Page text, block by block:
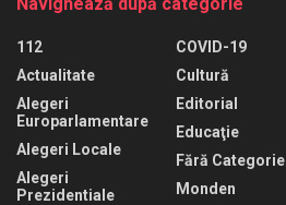
112
Actualitate
Alegeri
Europarlamentare
Alegeri Locale
Alegeri
Prezidentiale
COVID-19
Cultură
Editorial
Educaţie
Fără Categorie
Monden